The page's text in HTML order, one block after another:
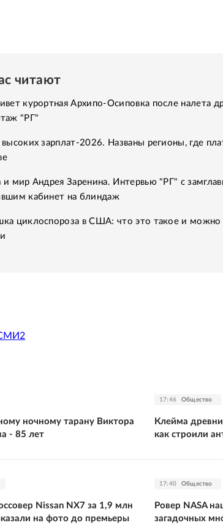
читают
курортная Архипо-Осиповка после налета
"РГ"
высоких зарплат-2026. Названы регионы, где
и мир Андрея Заренина. Интервью "РГ" с
кабинет на блиндаж
циклоспороза в США: что это такое и можно
ночному тарану Виктора
- 85 лет
17:46 Общество
Клейма
как строили
Nissan NX7 за 1,9 млн
на фото до премьеры
17:40 Общество
Ровер NASA
загадочных